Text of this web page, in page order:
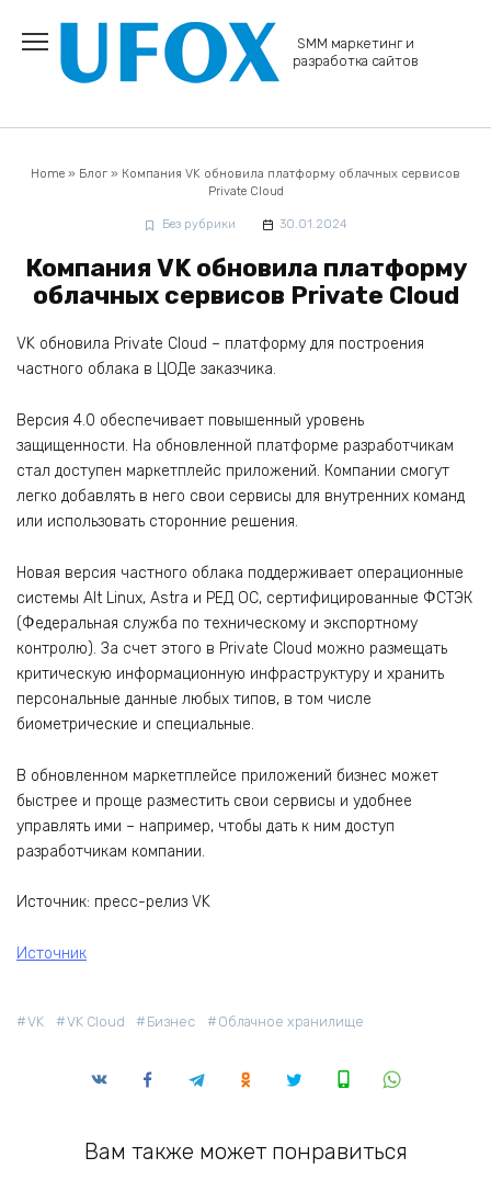
содержанию
SMM маркетинг и
разработка сайтов
Home » Блог » Компания VK обновила платформу облачных сервисов
Private Cloud
Без рубрики 30.01.2024
Компания VK обновила платформу
облачных сервисов Private Cloud
VK обновила Private Cloud – платформу для построения
частного облака в ЦОДе заказчика.
Версия 4.0 обеспечивает повышенный уровень
защищенности. На обновленной платформе разработчикам
стал доступен маркетплейс приложений. Компании смогут
легко добавлять в него свои сервисы для внутренних команд
или использовать сторонние решения.
Новая версия частного облака поддерживает операционные
системы Alt Linux, Astra и РЕД ОС, сертифицированные ФСТЭК
(Федеральная служба по техническому и экспортному
контролю). За счет этого в Private Cloud можно размещать
критическую информационную инфраструктуру и хранить
персональные данные любых типов, в том числе
биометрические и специальные.
В обновленном маркетплейсе приложений бизнес может
быстрее и проще разместить свои сервисы и удобнее
управлять ими – например, чтобы дать к ним доступ
разработчикам компании.
Источник: пресс-релиз VK
Источник
VK VK Cloud Бизнес Облачное хранилище
Вам также может понравиться